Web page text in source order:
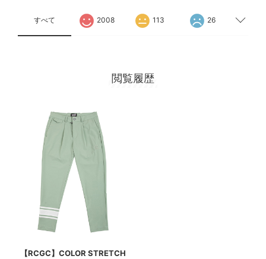
すべて 2008 113 26
閲覧履歴
【RCGC】COLOR STRETCH